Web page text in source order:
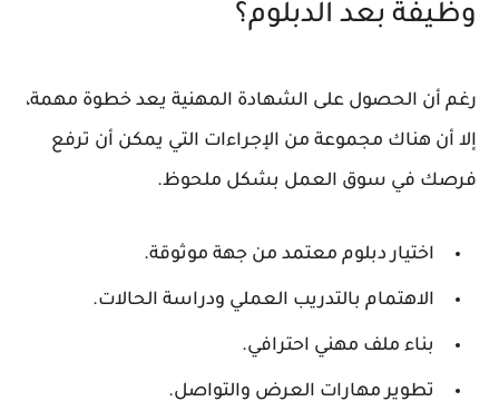
وظيفة بعد الدبلوم؟
رغم أن الحصول على الشهادة المهنية يعد خطوة مهمة،
إلا أن هناك مجموعة من الإجراءات التي يمكن أن ترفع
فرصك في سوق العمل بشكل ملحوظ.
اختيار دبلوم معتمد من جهة موثوقة.
الاهتمام بالتدريب العملي ودراسة الحالات.
بناء ملف مهني احترافي.
تطوير مهارات العرض والتواصل.